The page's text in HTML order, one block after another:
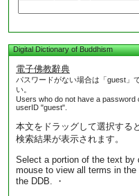
Digital Dictionary of Buddhism
電子佛教辭典
パスワードがない場合は「guest」
い。
Users who do not have a password
userID "guest".
本文をドラッグして選択する
検索結果が表示されます。
Select a portion of the text by
mouse to view all terms in
the DDB. ・